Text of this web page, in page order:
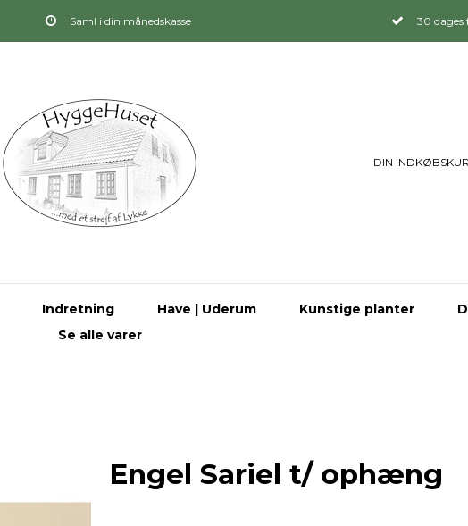
Saml i din månedskasse 30
DIN
Indretning Have | Uderum Kunstige planter
Se alle varer
Engel Sariel t/ ophæng